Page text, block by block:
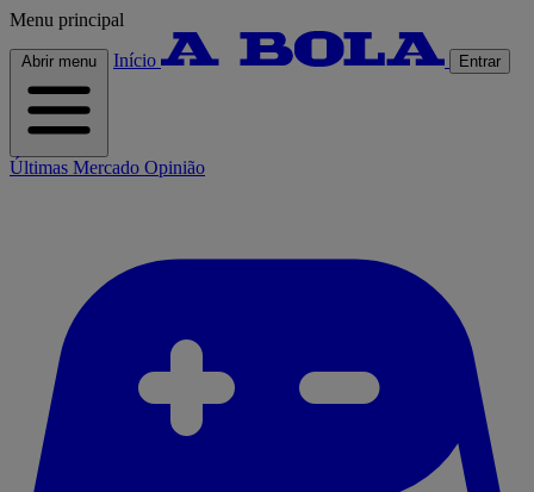
Menu principal
Abrir menu Início Entrar
Últimas Mercado Opinião